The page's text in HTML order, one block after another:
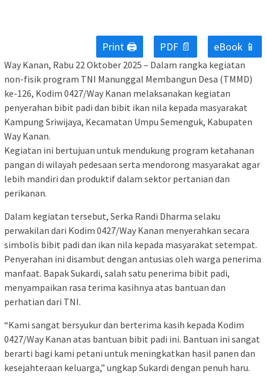
Print 🖨 PDF 📄 eBook 📱
Way Kanan, Rabu 22 Oktober 2025 – Dalam rangka kegiatan
non-fisik program TNI Manunggal Membangun Desa (TMMD)
ke-126, Kodim 0427/Way Kanan melaksanakan kegiatan
penyerahan bibit padi dan bibit ikan nila kepada masyarakat
Kampung Sriwijaya, Kecamatan Umpu Semenguk, Kabupaten
Way Kanan.
Kegiatan ini bertujuan untuk mendukung program ketahanan
pangan di wilayah pedesaan serta mendorong masyarakat agar
lebih mandiri dan produktif dalam sektor pertanian dan
perikanan.
Dalam kegiatan tersebut, Serka Randi Dharma selaku
perwakilan dari Kodim 0427/Way Kanan menyerahkan secara
simbolis bibit padi dan ikan nila kepada masyarakat setempat.
Penyerahan ini disambut dengan antusias oleh warga penerima
manfaat. Bapak Sukardi, salah satu penerima bibit padi,
menyampaikan rasa terima kasihnya atas bantuan dan
perhatian dari TNI.
“Kami sangat bersyukur dan berterima kasih kepada Kodim
0427/Way Kanan atas bantuan bibit padi ini. Bantuan ini sangat
berarti bagi kami petani untuk meningkatkan hasil panen dan
kesejahteraan keluarga,” ungkap Sukardi dengan penuh haru.